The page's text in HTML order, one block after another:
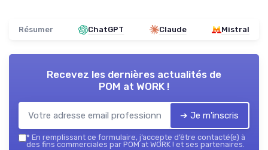
Résumer ChatGPT Claude Mistral
Recevez les dernières actualités de
POM at WORK !
➔ Je m'inscris
* En remplissant ce formulaire, j’accepte d’être contacté(e) à
des fins commerciales par POM at WORK ! et ses partenaires.